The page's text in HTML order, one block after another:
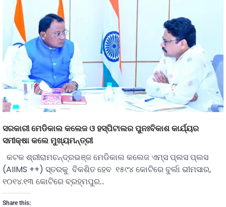
ସରକାରୀ ମେଡିକାଲ କଲେଜ ଓ ହସ୍‌ପିଟାଲର ପୁନଃବିକାଶ କାର୍ଯ୍ୟର
ସମୀକ୍ଷା କଲେ ମୁଖ୍ୟମନ୍ତ୍ରୀ
କଟକ ଶ୍ରୀରାମଚନ୍ଦ୍ରଭଞ୍ଜ ମେଡିକାଲ କଲେଜ ଏମ୍‌ସ ପ୍ଲସ ପ୍ଲସ
(AIIMS ++) ସ୍ତରକୁ ବିକଶିତ ହେବ ୧୫୯୪ କୋଟିରେ ବୁର୍ଲା ଭୀମସାର,
୧୦୧୪.୧୩ କୋଟିରେ ବ୍ରହ୍ମପୁର…
Share this: